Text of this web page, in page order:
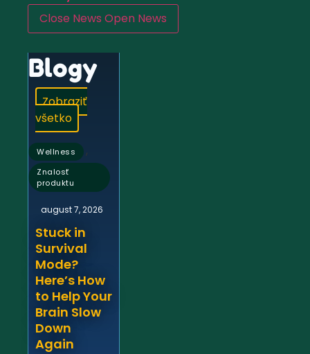
Close News Open News
Blogy
Zobraziť
všetko
Wellness ,
Znalosť
produktu
august 7, 2026
Stuck in
Survival
Mode?
Here’s How
to Help Your
Brain Slow
Down
Again